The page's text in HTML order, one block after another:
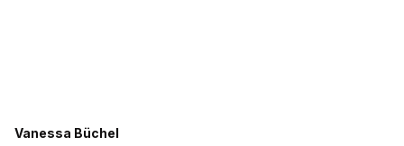
Vanessa Büchel